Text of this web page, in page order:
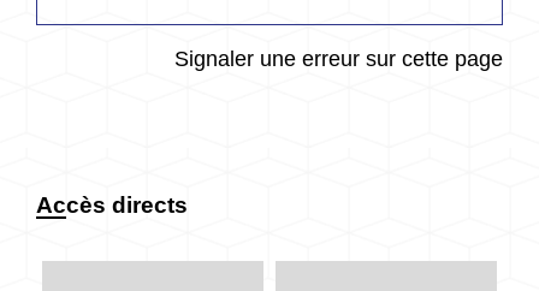
Signaler une erreur sur cette page
Accès directs